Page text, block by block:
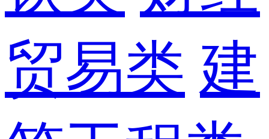
贸易类 建